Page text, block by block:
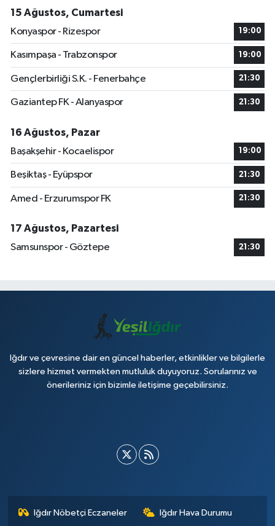
15 Ağustos, Cumartesi
Konyaspor - Rizespor
19:00
Kasımpaşa - Trabzonspor 19:00
Gençlerbirliği S.K. - Fenerbahçe 21:30
Gaziantep FK - Alanyaspor 21:30
16 Ağustos, Pazar
Başakşehir - Kocaelispor
19:00
Beşiktaş - Eyüpspor 21:30
Amed - Erzurumspor FK 21:30
17 Ağustos, Pazartesi
Samsunspor - Göztepe
21:30
Iğdır ve çevresine dair en güncel haberler, etkinlikler ve bilgilerle
sizlere hizmet vermekten mutluluk duyuyoruz. Sorularınız ve
önerileriniz için bizimle iletişime geçebilirsiniz.
Iğdır Nöbetçi Eczaneler Iğdır Hava Durumu